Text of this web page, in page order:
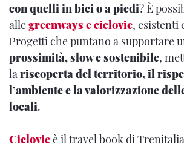
con quelli in bici o a piedi? È
allegreenways e ciclovie, esistenti
Progetti che puntano a supportare
prossimità, slow e sostenibile,
lariscoperta del territorio, il
l’ambiente e la valorizzazione
locali.
Ciclovieè il travel book di